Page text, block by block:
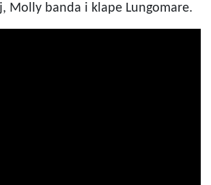
Molly banda i klape Lungomare.